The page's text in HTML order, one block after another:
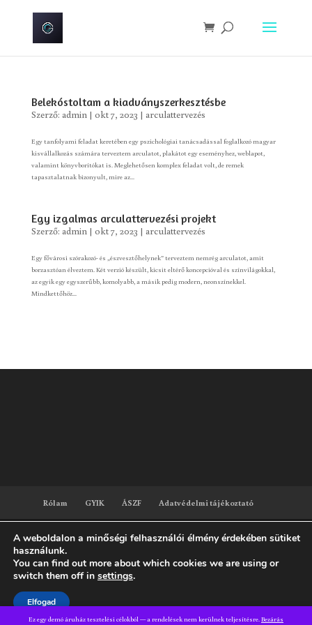
Ez egy demó áruház tesztelési célokból — a rendelések nem kerülnek teljesítésre.Bezárás
Belekóstoltam a kiadványszerkesztésbe
Szerző: admin| okt 7, 2023 | arculattervezés
Egy tanfolyami feladat keretében egy pszichológiai tanácsadással foglalkozó magyar
kisvállalkozás számára terveztem arculatot, plakátot egy eseményhez, weblapot,
valamint könyvborítókat is. Meglehetősen komplex feladat volt, de remek
tapasztalatnak bizonyult, mire az...
Egy izgalmas arculattervezési projekt
Szerző: admin| okt 7, 2023 | arculattervezés
Egy fővárosi szórakozó- és „észvesztőhelynek” terveztem nemrég arculatot, amit
borzasztóan élveztem. Két verzió készült, kicsit eltérő koncepcióval és színvilágokkal,
az egyik egy egyszerűbb, komolyabb, a másik pedig modern, neonszínekkel.
Mindkettőhöz...
Rólam GYIK ÁSZF Adatvédelmi tájékoztató
A weboldalon a minőségi felhasználói élmény érdekében sütiket
használunk.
You can find out more about which cookies we are using or
switch them off in settings.
Elfogad